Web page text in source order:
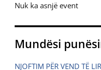
Nuk ka asnjë event
Mundësi
NJOFTIM PËR VEND TË